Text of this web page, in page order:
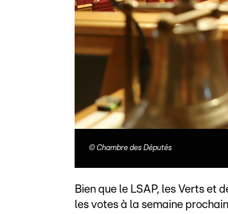
© Chambre des Députés
Bien que le LSAP, les Verts et
les votes à la semaine